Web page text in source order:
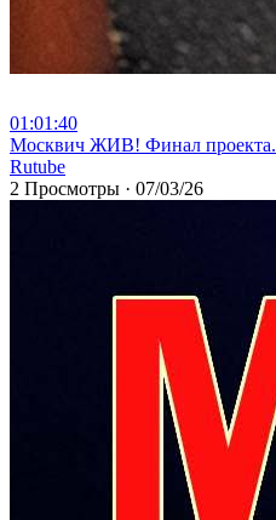
01:01:40
⁣Москвич ЖИВ! Финал проекта.
Rutube
2 Просмотры · 07/03/26